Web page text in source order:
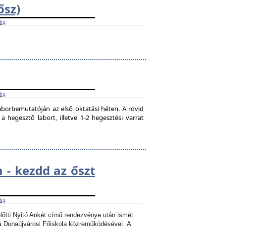
az első oktatási héten. A rövid
hegesztő labort, illetve 1-2 hegesztési varrat
- kezdd az őszt
Nyitó Ankét című rendezvénye után ismét
Főiskola közreműködésével. A